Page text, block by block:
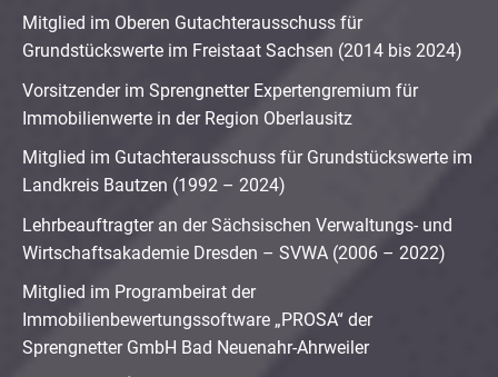
Mitglied im Oberen Gutachterausschuss für
Grundstückswerte im Freistaat Sachsen (2014 bis 2024)
Vorsitzender im Sprengnetter Expertengremium für
Immobilienwerte in der Region Oberlausitz
Mitglied im Gutachterausschuss für Grundstückswerte im
Landkreis Bautzen (1992 – 2024)
Lehrbeauftragter an der Sächsischen Verwaltungs- und
Wirtschaftsakademie Dresden – SVWA (2006 – 2022)
Mitglied im Programbeirat der
Immobilienbewertungssoftware „PROSA“ der
Sprengnetter GmbH Bad Neuenahr-Ahrweiler